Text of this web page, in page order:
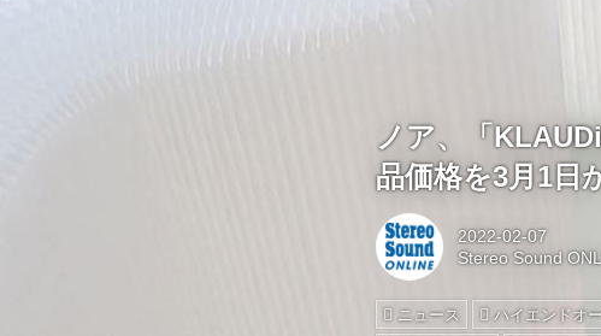
ノア、「
品価格を3月1日
2022-02-07
Stereo Sound
ニュース ハイエンドオ